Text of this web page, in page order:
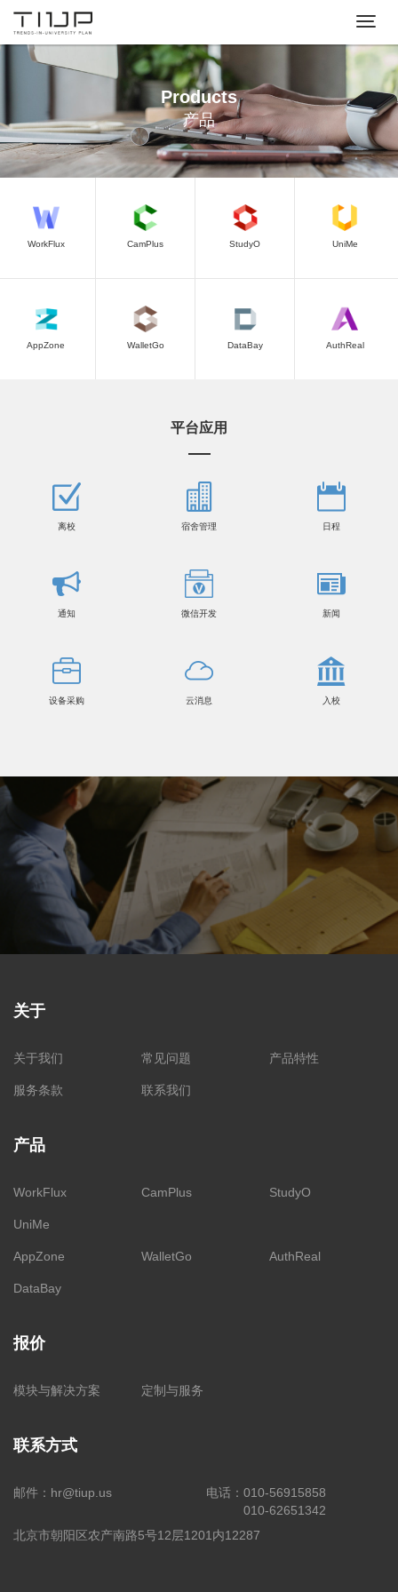
切
Products
产品
WorkFlux CamPlus StudyO UniMe
AppZone WalletGo DataBay AuthReal
平台应用
离校 宿舍管理 日程
通知 微信开发 新闻
设备采购 云消息 入校
关于
关于我们 常见问题 产品特性
服务条款 联系我们
产品
WorkFlux CamPlus StudyO
UniMe
AppZone WalletGo AuthReal
DataBay
报价
模块与解决方案 定制与服务
联系方式
邮件： hr@tiup.us 电话： 010-56915858
010-62651342
北京市朝阳区农产南路5号12层1201内12287